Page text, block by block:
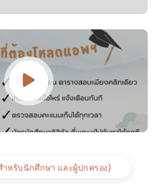
ำหรับนักศึกษา และผู้ปกครอง)